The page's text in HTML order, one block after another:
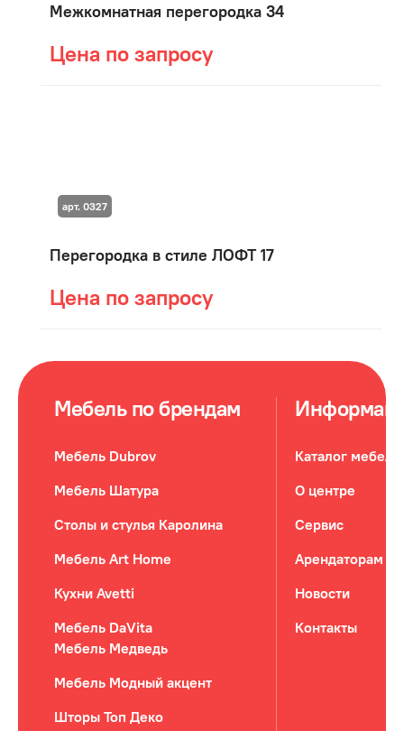
Межкомнатная перегородка 34
Цена по запросу
Перегородка в стиле ЛОФТ 17
Цена по запросу
арт. 0327
Мебель по брендам
Мебель Dubrov
Мебель Шатура
Столы и стулья Каролина
Мебель Art Home
Кухни Avetti
Мебель DaVita
Мебель Медведь
Мебель Модный акцент
Шторы Топ Деко
Каталог мебели
О центре
Сервис
Арендаторам
Новости
Контакты